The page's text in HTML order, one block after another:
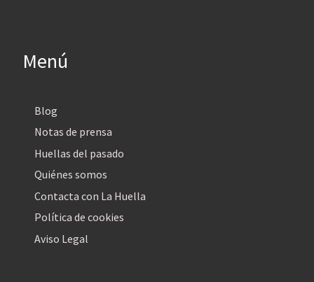
Menú
Blog
Notas de prensa
Huellas del pasado
Quiénes somos
Contacta con La Huella
Política de cookies
Aviso Legal